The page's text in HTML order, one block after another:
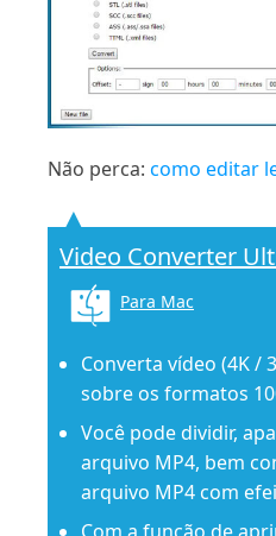
Não perca: como editar
Video Converter
Para Mac
Converta vídeo (4K /
sobre os formatos
Você pode dividir,
arquivo MP4, bem
arquivo MP4 com